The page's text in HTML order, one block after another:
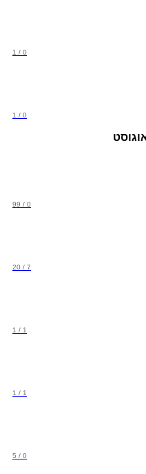
0 / 1
0 / 1
0 / 99
7 / 20
1 / 1
1 / 1
0 / 5